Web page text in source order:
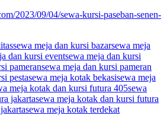
2023/09/04/sewa-kursi-paseban-senen-
sewa meja dan kursi bazarsewa meja
dan kursi eventsewa meja dan kursi
pameransewa meja dan kursi pameran
pestasewa meja kotak bekasisewa meja
meja kotak dan kursi futura 405sewa
jakartasewa meja kotak dan kursi futura
sewa meja kotak terdekat